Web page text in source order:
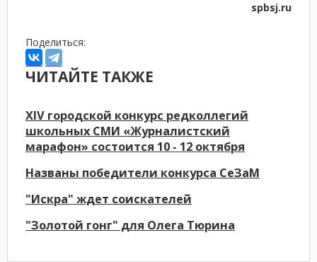
spbsj.ru
Поделиться:
ЧИТАЙТЕ ТАКЖЕ
XIV городской конкурс редколлегий
школьных СМИ «Журналистский
марафон» состоится 10 - 12 октября
Названы победители конкурса СеЗаМ
"Искра" ждет соискателей
"Золотой гонг" для Олега Тюрина